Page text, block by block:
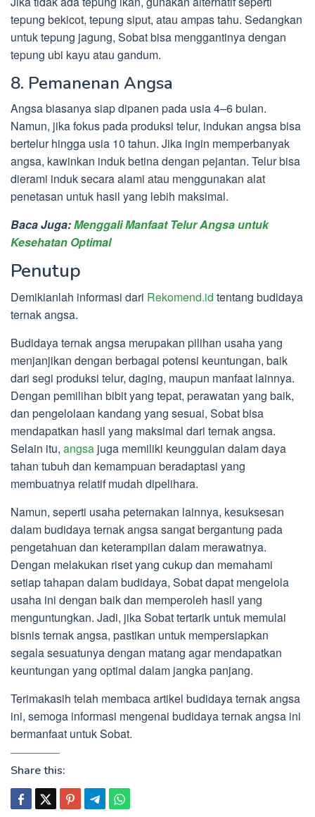
tepung bekicot, tepung siput, atau ampas tahu. Sedangkan
untuk tepung jagung, Sobat bisa menggantinya dengan
tepung ubi kayu atau gandum.
8. Pemanenan Angsa
Angsa biasanya siap dipanen pada usia 4–6 bulan.
Namun, jika fokus pada produksi telur, indukan angsa bisa
bertelur hingga usia 10 tahun. Jika ingin memperbanyak
angsa, kawinkan induk betina dengan pejantan. Telur bisa
dierami induk secara alami atau menggunakan alat
penetasan untuk hasil yang lebih maksimal.
Baca Juga:Menggali Manfaat Telur Angsa untuk
Kesehatan Optimal
Penutup
Demikianlah informasi dari Rekomend.id tentang budidaya
ternak angsa.
Budidaya ternak angsa merupakan pilihan usaha yang
menjanjikan dengan berbagai potensi keuntungan, baik
dari segi produksi telur, daging, maupun manfaat lainnya.
Dengan pemilihan bibit yang tepat, perawatan yang baik,
dan pengelolaan kandang yang sesuai, Sobat bisa
mendapatkan hasil yang maksimal dari ternak angsa.
Selain itu, angsa juga memiliki keunggulan dalam daya
tahan tubuh dan kemampuan beradaptasi yang
membuatnya relatif mudah dipelihara.
Namun, seperti usaha peternakan lainnya, kesuksesan
dalam budidaya ternak angsa sangat bergantung pada
pengetahuan dan keterampilan dalam merawatnya.
Dengan melakukan riset yang cukup dan memahami
setiap tahapan dalam budidaya, Sobat dapat mengelola
usaha ini dengan baik dan memperoleh hasil yang
menguntungkan. Jadi, jika Sobat tertarik untuk memulai
bisnis ternak angsa, pastikan untuk mempersiapkan
segala sesuatunya dengan matang agar mendapatkan
keuntungan yang optimal dalam jangka panjang.
Terimakasih telah membaca artikel budidaya ternak angsa
ini, semoga informasi mengenai budidaya ternak angsa ini
bermanfaat untuk Sobat.
Share this: